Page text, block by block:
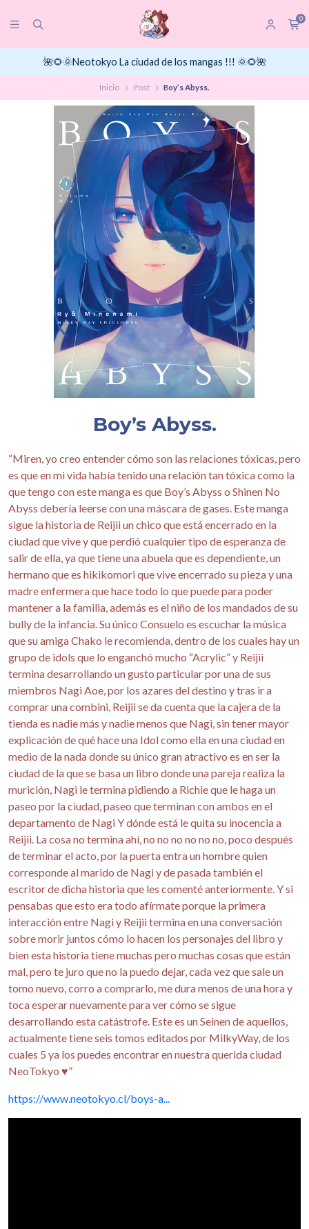
0
🌺🌻🌞Neotokyo La ciudad de los mangas !!! 🌞🌻🌺
Inicio Post Boy’s Abyss.
Boy’s Abyss.
“Miren, yo creo entender cómo son las relaciones tóxicas, pero
es que en mi vida había tenido una relación tan tóxica como la
que tengo con este manga es que Boy’s Abyss o Shinen No
Abyss debería leerse con una máscara de gases. Este manga
sigue la historia de Reijii un chico que está encerrado en la
ciudad que vive y que perdió cualquier tipo de esperanza de
salir de ella, ya que tiene una abuela que es dependiente, un
hermano que es hikikomori que vive encerrado su pieza y una
madre enfermera que hace todo lo que puede para poder
mantener a la familia, además es el niño de los mandados de su
bully de la infancia. Su único Consuelo es escuchar la música
que su amiga Chako le recomienda, dentro de los cuales hay un
grupo de idols que lo enganchó mucho “Acrylic” y Reijii
termina desarrollando un gusto particular por una de sus
miembros Nagi Aoe, por los azares del destino y tras ir a
comprar una combini, Reijii se da cuenta que la cajera de la
tienda es nadie más y nadie menos que Nagi, sin tener mayor
explicación de qué hace una Idol como ella en una ciudad en
medio de la nada donde su único gran atractivo es en ser la
ciudad de la que se basa un libro donde una pareja realiza la
murición, Nagi le termina pidiendo a Richie que le haga un
paseo por la ciudad, paseo que terminan con ambos en el
departamento de Nagi Y dónde está le quita su inocencia a
Reijii. La cosa no termina ahí, no no no no no no, poco después
de terminar el acto, por la puerta entra un hombre quien
corresponde al marido de Nagi y de pasada también el
escritor de dicha historia que les comenté anteriormente. Y si
pensabas que esto era todo afírmate porque la primera
interacción entre Nagi y Reijii termina en una conversación
sobre morir juntos cómo lo hacen los personajes del libro y
bien esta historia tiene muchas pero muchas cosas que están
mal, pero te juro que no la puedo dejar, cada vez que sale un
tomo nuevo, corro a comprarlo, me dura menos de una hora y
toca esperar nuevamente para ver cómo se sigue
desarrollando esta catástrofe. Este es un Seinen de aquellos,
actualmente tiene seis tomos editados por MilkyWay, de los
cuales 5 ya los puedes encontrar en nuestra querida ciudad
NeoTokyo ♥”
https://www.neotokyo.cl/boys-a...